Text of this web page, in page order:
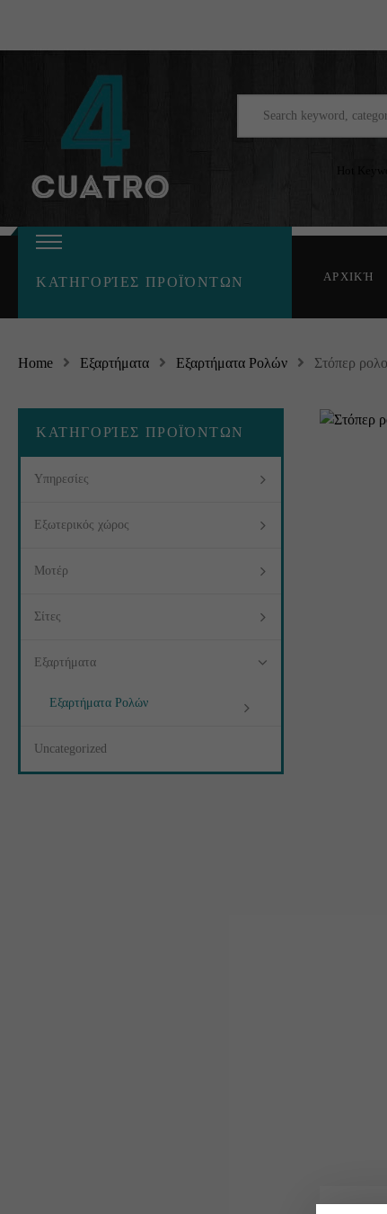
Hot
ΚΑΤΗΓΟΡΊΕΣ ΠΡΟΪΌΝΤΩΝ ΑΡΧΙΚΉ
Home Εξαρτήματα Εξαρτήματα Ρολών Στόπερ
ΚΑΤΗΓΟΡΊΕΣ ΠΡΟΪΌΝΤΩΝ
Υπηρεσίες
Εξωτερικός χώρος
Μοτέρ
Σίτες
Εξαρτήματα
Εξαρτήματα Ρολών
Uncategorized